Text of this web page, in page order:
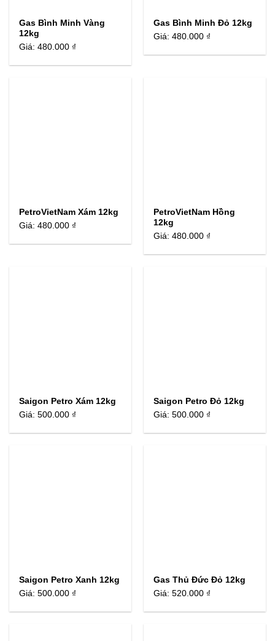
Gas Bình Minh Vàng
12kg
Giá:480.000 ₫
Gas Bình Minh Đỏ 12kg
Giá:480.000 ₫
PetroVietNam Xám 12kg
Giá:480.000 ₫
PetroVietNam Hồng
12kg
Giá:480.000 ₫
Saigon Petro Xám 12kg
Giá:500.000 ₫
Saigon Petro Đỏ 12kg
Giá:500.000 ₫
Saigon Petro Xanh 12kg
Giá:500.000 ₫
Gas Thủ Đức Đỏ 12kg
Giá:520.000 ₫